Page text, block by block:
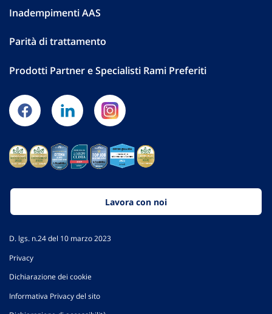
Inadempimenti AAS
Parità di trattamento
Prodotti Partner e Specialisti Rami Preferiti
Lavora con noi
D. lgs. n.24 del 10 marzo 2023
Privacy
Dichiarazione dei cookie
Informativa Privacy del sito